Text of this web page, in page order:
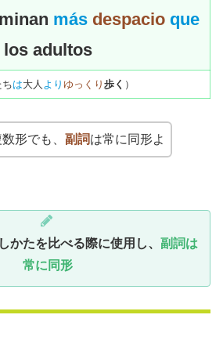
más despacio que
los adultos
ちは大人 より ゆっくり 歩く ）
形でも、 副詞は常に同形よ
かたを比べる際に使用し、 副詞は
常に同形